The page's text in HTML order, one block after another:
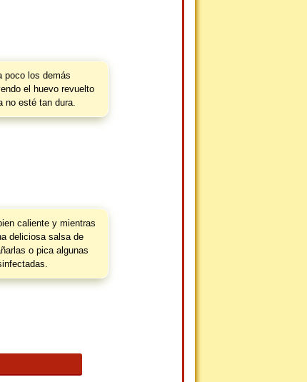
poco los demás
el huevo revuelto
no esté tan dura.
caliente y mientras
deliciosa salsa de
o pica algunas